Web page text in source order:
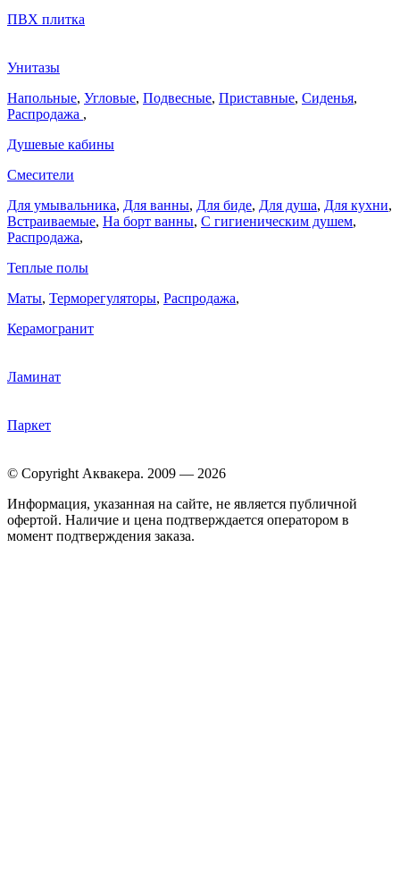
ПВХ плитка
Унитазы
Напольные, Угловые, Подвесные, Приставные, Сиденья,
Распродажа ,
Душевые кабины
Смесители
Для умывальника, Для ванны, Для биде, Для душа, Для кухни,
Встраиваемые, На борт ванны, C гигиеническим душем,
Распродажа,
Теплые полы
Маты, Терморегуляторы, Распродажа,
Керамогранит
Ламинат
Паркет
© Copyright Аквакера. 2009 — 2026
Информация, указанная на сайте, не является публичной
офертой. Наличие и цена подтверждается оператором в
момент подтверждения заказа.